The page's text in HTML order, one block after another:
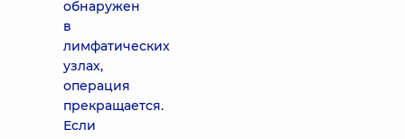
обнаружен
в
лимфатических
узлах,
операция
прекращается.
Если